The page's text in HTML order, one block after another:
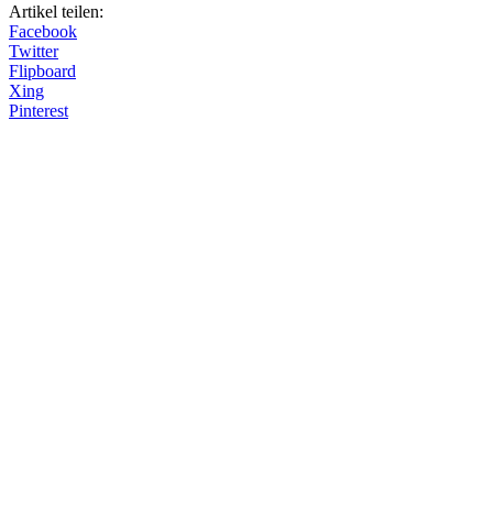
Artikel teilen:
Facebook
Twitter
Flipboard
Xing
Pinterest